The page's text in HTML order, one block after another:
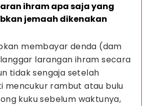
ihram apa saja yang
jemaah dikenakan
membayar denda (dam
larangan ihram secara
tidak sengaja setelah
mencukur rambut atau bulu
kuku sebelum waktunya,